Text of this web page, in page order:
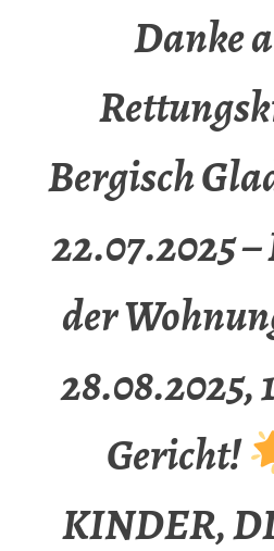
Danke
Bergisch
22.07.2025
der
28.08.2025,
Gericht!
KINDER,